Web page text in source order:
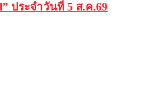
ประจำวันที่ 5 ส.ค.69